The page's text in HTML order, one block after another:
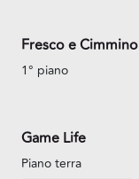
Fresco e Cimmino
1° piano
Game Life
Piano terra